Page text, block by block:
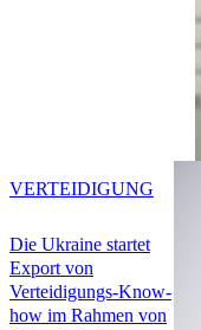
Die Ukraine startet
Export von
Verteidigungs-Know-
how im Rahmen von
VERTEIDIGUNG